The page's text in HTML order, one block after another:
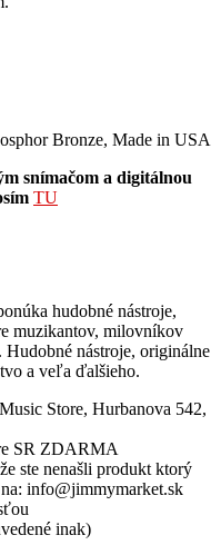
Bronze, Made in USA
snímačom a digitálnou
TU
hudobné nástroje,
muzikantov, milovníkov
nástroje, originálne
a veľa ďalšieho.
Store, Hurbanova 542,
SR ZDARMA
ste nenašli produkt ktorý
info@jimmymarket.sk
inak)